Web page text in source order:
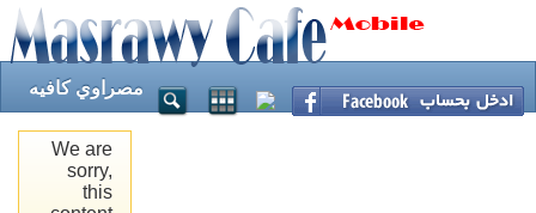
مصراوي كافيه
We are
sorry,
this